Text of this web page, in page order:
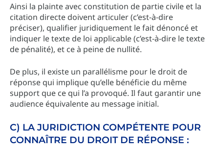
Ainsi la plainte avec constitution de partie civile et la
citation directe doivent articuler (c’est-à-dire
préciser), qualifier juridiquement le fait dénoncé et
indiquer le texte de loi applicable (c’est-à-dire le texte
de pénalité), et ce à peine de nullité.
De plus, il existe un parallélisme pour le droit de
réponse qui implique qu’elle bénéficie du même
support que ce qui l’a provoqué. Il faut garantir une
audience équivalente au message initial.
C) LA JURIDICTION COMPÉTENTE POUR
CONNAÎTRE DU DROIT DE RÉPONSE :